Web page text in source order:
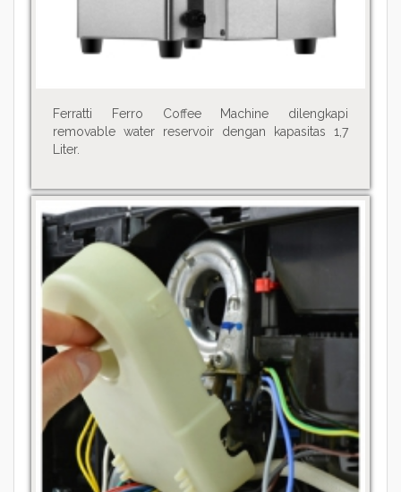
Ferratti Ferro Coffee Machine dilengkapi
removable water reservoir dengan kapasitas 1,7
Liter.